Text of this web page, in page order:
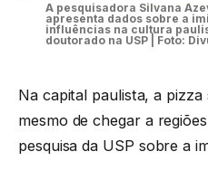
A pesquisadora Silvana
apresenta dados sobre a
influências na cultura
doutorado na USP | Foto:
Na capital paulista, a
mesmo de chegar a
pesquisa da USP sobre a